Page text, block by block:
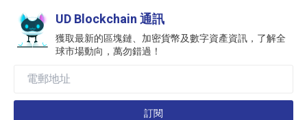
UD Blockchain 通訊
獲取最新的區塊鏈、加密貨幣及數字資產資訊，了解全
球市場動向，萬勿錯過！
訂閱